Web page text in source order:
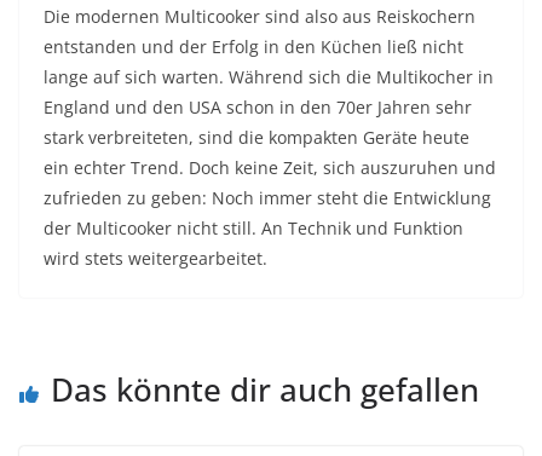
Die modernen Multicooker sind also aus Reiskochern
entstanden und der Erfolg in den Küchen ließ nicht
lange auf sich warten. Während sich die Multikocher in
England und den USA schon in den 70er Jahren sehr
stark verbreiteten, sind die kompakten Geräte heute
ein echter Trend. Doch keine Zeit, sich auszuruhen und
zufrieden zu geben: Noch immer steht die Entwicklung
der Multicooker nicht still. An Technik und Funktion
wird stets weitergearbeitet.
Das könnte dir auch gefallen